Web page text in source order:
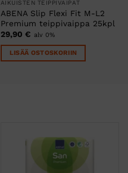
AIKUISTEN TEIPPIVAIPAT
ABENA Slip Flexi Fit M-L2
Premium teippivaippa 25kpl
29,90 € alv 0%
LISÄÄ OSTOSKORIIN